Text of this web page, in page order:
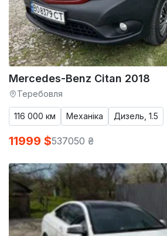
Mercedes-Benz Citan 2018
Теребовля
116 000 км Механіка Дизель, 1.5
11999 $537050 ₴